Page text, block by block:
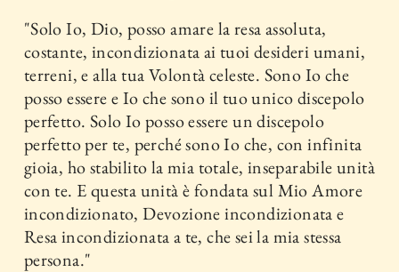
"Solo Io, Dio, posso amare la resa assoluta,
costante, incondizionata ai tuoi desideri umani,
terreni, e alla tua Volontà celeste. Sono Io che
posso essere e Io che sono il tuo unico discepolo
perfetto. Solo Io posso essere un discepolo
perfetto per te, perché sono Io che, con infinita
gioia, ho stabilito la mia totale, inseparabile unità
con te. E questa unità è fondata sul Mio Amore
incondizionato, Devozione incondizionata e
Resa incondizionata a te, che sei la mia stessa
persona."